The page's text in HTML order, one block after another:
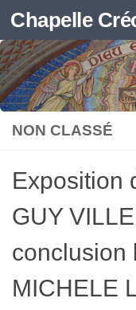
Skip to
Chapelle
NON CLASSÉ
Exposition
GUY
conclusion
MICHELE